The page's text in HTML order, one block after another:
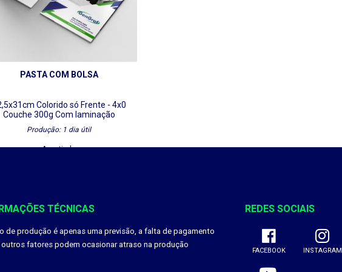
PASTA COM BOLSA
Colorido só Frente - 4x0
Couche 300g Com laminação
Produção: 1 dia útil
A partir de
TÉCNICAS
de produção é apenas uma previsão, a falta de pagamento
fatores podem ocasionar atraso na produção
REDES SOCIAIS
FACEBOOK INSTAGRAM